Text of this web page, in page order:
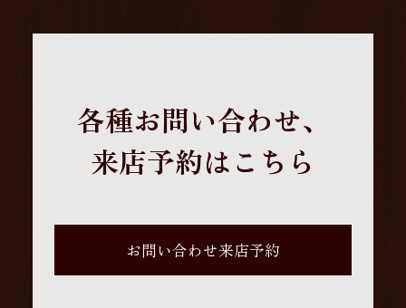
各種お問い合わせ、
来店予約はこちら
お問い合わせ来店予約